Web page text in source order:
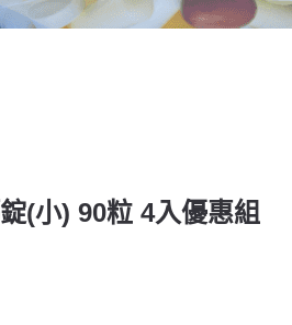
(小) 90粒 4入優惠組